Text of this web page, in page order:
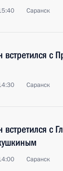
Саранск
встретился с
Саранск
с
Саранск